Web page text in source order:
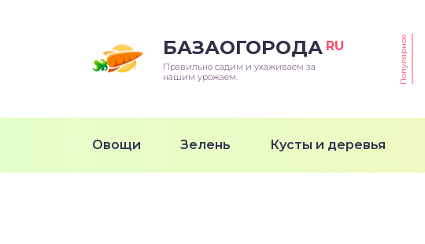
БАЗАОГОРОДА RU
Правильно садим и ухаживаем за
нашим урожаем.
Популярное
Овощи Зелень Кусты и деревья